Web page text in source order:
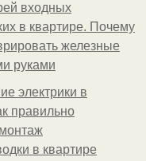
входных
в квартире. Почему
железные
руками
электрики в
правильно
в квартире